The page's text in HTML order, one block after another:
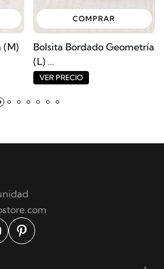
(M)
COMPRAR
Bolsita Bordado Geometría
(L)
Ref: 15484BL-L
VER PRECIO